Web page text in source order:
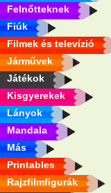
Felnőtteknek
Fiúk
Filmek és televízió
Járművek
Játékok
Kisgyerekek
Lányok
Mandala
Más
Printables
Rajzfilmfigurák